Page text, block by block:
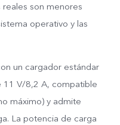
son menores
operativo y las
un cargador estándar
11 V/8,2 A, compatible
máximo) y admite
La potencia de carga